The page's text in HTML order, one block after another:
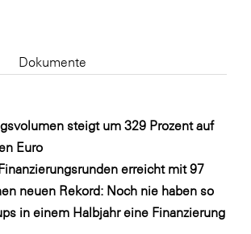
& Kraftstoff
Austria
gemeinnütziger
Dokumente
steigt um 329 Prozent auf
Euro
erreicht mit 97
neuen Rekord: Noch nie haben so
in einem Halbjahr eine Finanzierung